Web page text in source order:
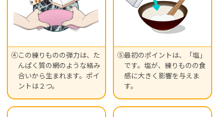
④この練りものの弾力は、た
んぱく質の網のような絡み
合いから生まれます。ポイ
ントは２つ。
⑤最初のポイントは、「塩」
です。塩が、練りものの食
感に大きく影響を与えま
す。